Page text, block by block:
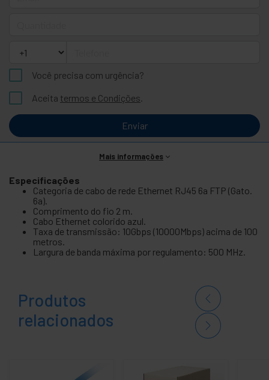
Você precisa com urgência?
Aceita termos e Condições.
Enviar
Mais informações
Especificações
Categoria de cabo de rede Ethernet RJ45 6a FTP (Gato.
6a).
Comprimento do fio 2 m.
Cabo Ethernet colorido azul.
Taxa de transmissão: 10Gbps (10000Mbps) acima de 100
metros.
Largura de banda máxima por regulamento: 500 MHz.
Produtos
relacionados